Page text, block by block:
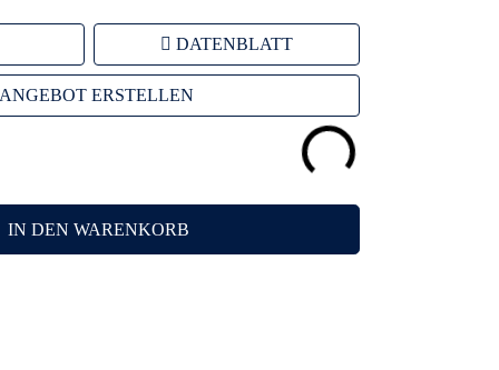
DATENBLATT
ANGEBOT ERSTELLEN
IN DEN WARENKORB